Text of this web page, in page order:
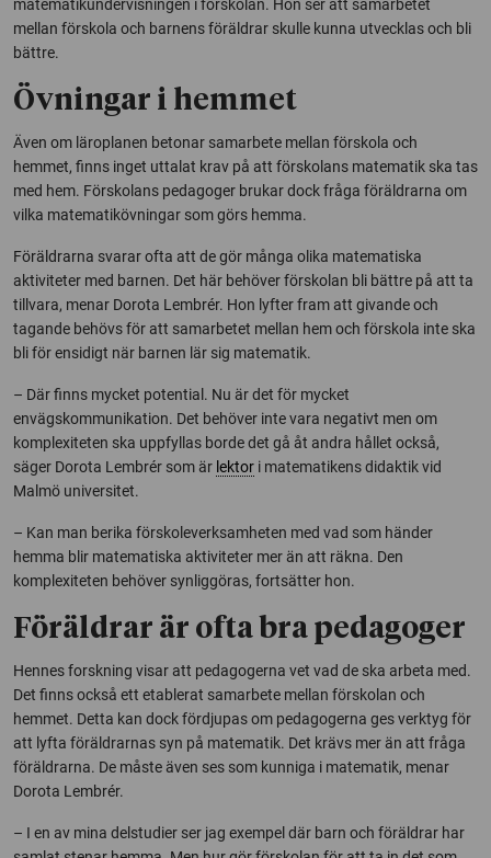
matematikundervisningen i förskolan. Hon ser att samarbetet
mellan förskola och barnens föräldrar skulle kunna utvecklas och bli
bättre.
Övningar i hemmet
Även om läroplanen betonar samarbete mellan förskola och
hemmet, finns inget uttalat krav på att förskolans matematik ska tas
med hem. Förskolans pedagoger brukar dock fråga föräldrarna om
vilka matematikövningar som görs hemma.
Föräldrarna svarar ofta att de gör många olika matematiska
aktiviteter med barnen. Det här behöver förskolan bli bättre på att ta
tillvara, menar Dorota Lembrér. Hon lyfter fram att givande och
tagande behövs för att samarbetet mellan hem och förskola inte ska
bli för ensidigt när barnen lär sig matematik.
– Där finns mycket potential. Nu är det för mycket
envägskommunikation. Det behöver inte vara negativt men om
komplexiteten ska uppfyllas borde det gå åt andra hållet också,
säger Dorota Lembrér som är lektor i matematikens didaktik vid
Malmö universitet.
– Kan man berika förskoleverksamheten med vad som händer
hemma blir matematiska aktiviteter mer än att räkna. Den
komplexiteten behöver synliggöras, fortsätter hon.
Föräldrar är ofta bra pedagoger
Hennes forskning visar att pedagogerna vet vad de ska arbeta med.
Det finns också ett etablerat samarbete mellan förskolan och
hemmet. Detta kan dock fördjupas om pedagogerna ges verktyg för
att lyfta föräldrarnas syn på matematik. Det krävs mer än att fråga
föräldrarna. De måste även ses som kunniga i matematik, menar
Dorota Lembrér.
– I en av mina delstudier ser jag exempel där barn och föräldrar har